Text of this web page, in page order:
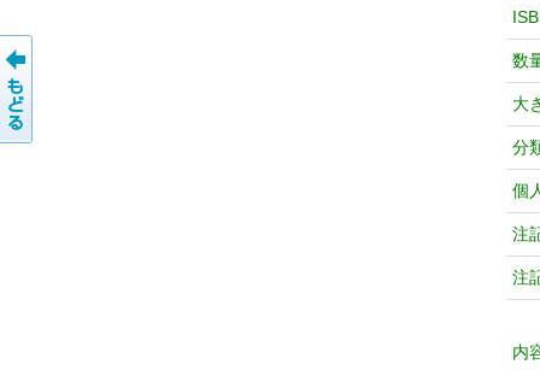
数
大
分
個
注
注
内